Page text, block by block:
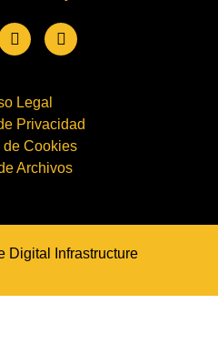
Legal
Privacidad
de Cookies
Archivos
Digital Infrastructure